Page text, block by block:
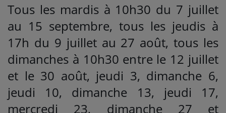
Tous les mardis à 10h30 du 7 juillet
au 15 septembre, tous les jeudis à
17h du 9 juillet au 27 août, tous les
dimanches à 10h30 entre le 12 juillet
et le 30 août, jeudi 3, dimanche 6,
jeudi 10, dimanche 13, jeudi 17,
mercredi 23, dimanche 27 et